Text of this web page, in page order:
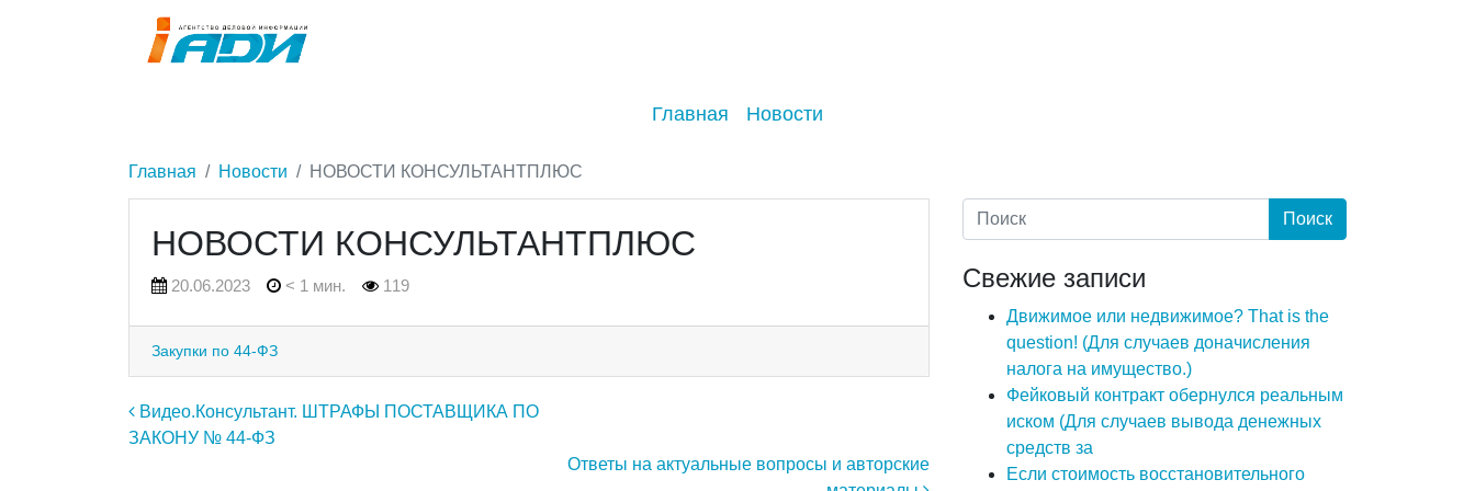
Главная Новости
Главная Новости НОВОСТИ КОНСУЛЬТАНТПЛЮС
НОВОСТИ КОНСУЛЬТАНТПЛЮС
20.06.2023 < 1 мин. 119
Закупки по 44-ФЗ
Навигация по записям
Видео.Консультант. ШТРАФЫ ПОСТАВЩИКА ПО
ЗАКОНУ № 44-ФЗ
Ответы на актуальные вопросы и авторские
Свежие записи
Движимое или недвижимое? That is the
question! (Для случаев доначисления
налога на имущество.)
Фейковый контракт обернулся реальным
иском (Для случаев вывода денежных
средств за
Если стоимость восстановительного